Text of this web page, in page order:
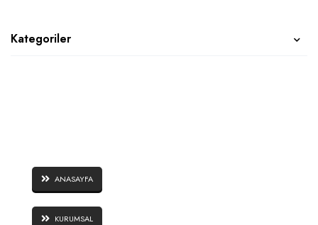
Kategoriler
ANASAYFA
KURUMSAL